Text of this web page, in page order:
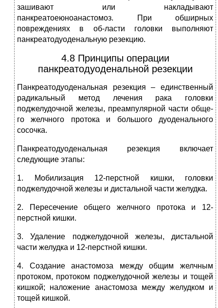
зашивают или накладывают
панкреатоеюноанастомоз. При обширных
повреждениях в об-ласти головки выполняют
панкреатодуоденальную резекцию.
4.8 Принципы операции
панкреатодуоденальной резекции
Панкреатодуоденальная резекция – единственный
радикальный метод лечения рака головки
поджелудочной железы, преампулярной части обще-
го желчного протока и большого дуоденального
сосочка.
Панкреатодуоденальная резекция включает
следующие этапы:
1. Мобилизация 12-перстной кишки, головки
поджелудочной железы и дистальной части желудка.
2. Пересечение общего желчного протока и 12-
перстной кишки.
3. Удаление поджелудочной железы, дистальной
части желудка и 12-перстной кишки.
4. Создание анастомоза между общим желчным
протоком, протоком поджелудочной железы и тощей
кишкой; наложение анастомоза между желудком и
тощей кишкой.